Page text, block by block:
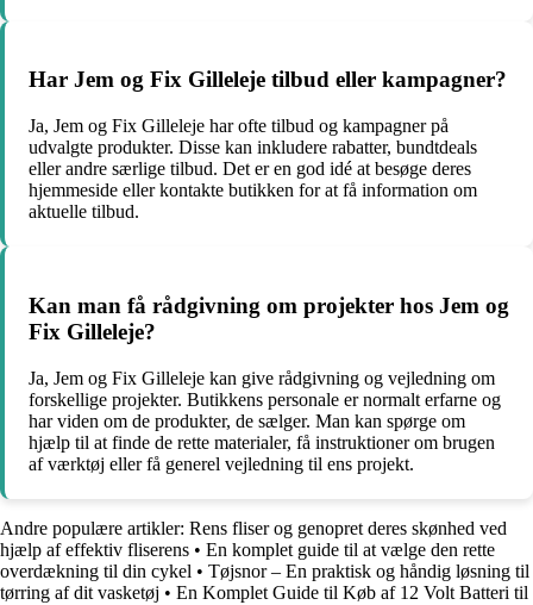
Har Jem og Fix Gilleleje tilbud eller kampagner?
Ja, Jem og Fix Gilleleje har ofte tilbud og kampagner på
udvalgte produkter. Disse kan inkludere rabatter, bundtdeals
eller andre særlige tilbud. Det er en god idé at besøge deres
hjemmeside eller kontakte butikken for at få information om
aktuelle tilbud.
Kan man få rådgivning om projekter hos Jem og
Fix Gilleleje?
Ja, Jem og Fix Gilleleje kan give rådgivning og vejledning om
forskellige projekter. Butikkens personale er normalt erfarne og
har viden om de produkter, de sælger. Man kan spørge om
hjælp til at finde de rette materialer, få instruktioner om brugen
af værktøj eller få generel vejledning til ens projekt.
Andre populære artikler: Rens fliser og genopret deres skønhed ved
hjælp af effektiv fliserens • En komplet guide til at vælge den rette
overdækning til din cykel • Tøjsnor – En praktisk og håndig løsning til
tørring af dit vasketøj • En Komplet Guide til Køb af 12 Volt Batteri til